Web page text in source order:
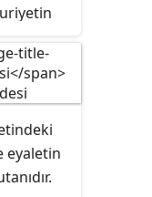
ve
daha
eyaletin